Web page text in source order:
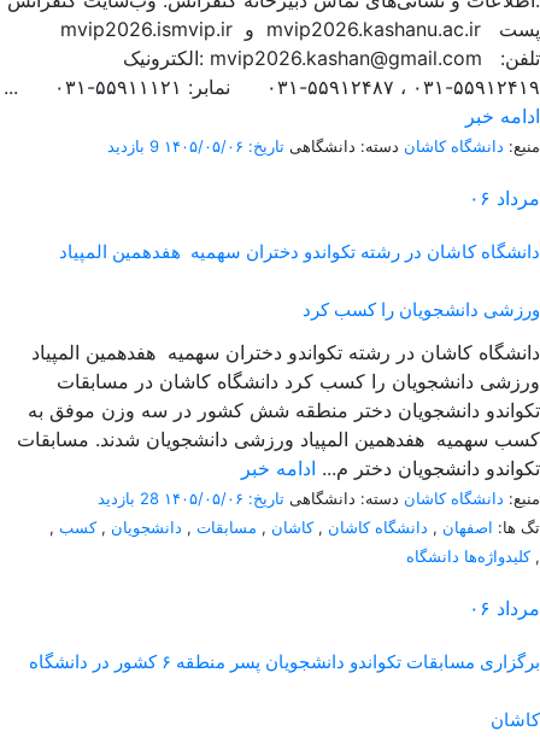
mvip2026.ismvip.ir و mvip2026.kashanu.ac.ir پست
الکترونیک: mvip2026.kashan@gmail.com تلفن:
۵۵۹۱۲۴۱۹-۰۳۱ ، ۵۵۹۱۲۴۸۷-۰۳۱ نمابر: ۵۵۹۱۱۱۲۱-۰۳۱ ...
ادامه خبر
منبع: دانشگاه کاشان دسته: دانشگاهی تاریخ: ۱۴۰۵/۰۵/۰۶ 9 بازدید
۰۶ مرداد
دانشگاه کاشان در رشته تکواندو دختران سهمیه هفدهمین المپیاد
ورزشی دانشجویان را کسب کرد
دانشگاه کاشان در رشته تکواندو دختران سهمیه هفدهمین المپیاد
ورزشی دانشجویان را کسب کرد دانشگاه کاشان در مسابقات
تکواندو دانشجویان دختر منطقه شش کشور در سه وزن موفق به
کسب سهمیه هفدهمین المپیاد ورزشی دانشجویان شدند. مسابقات
تکواندو دانشجویان دختر م... ادامه خبر
منبع: دانشگاه کاشان دسته: دانشگاهی تاریخ: ۱۴۰۵/۰۵/۰۶
28 بازدید
تگ ها: اصفهان , دانشگاه کاشان ,کاشان , مسابقات , دانشجویان ,کسب ,
کلیدواژه‌ها دانشگاه,
۰۶ مرداد
برگزاری مسابقات تکواندو دانشجویان پسر منطقه ۶ کشور در دانشگاه
کاشان